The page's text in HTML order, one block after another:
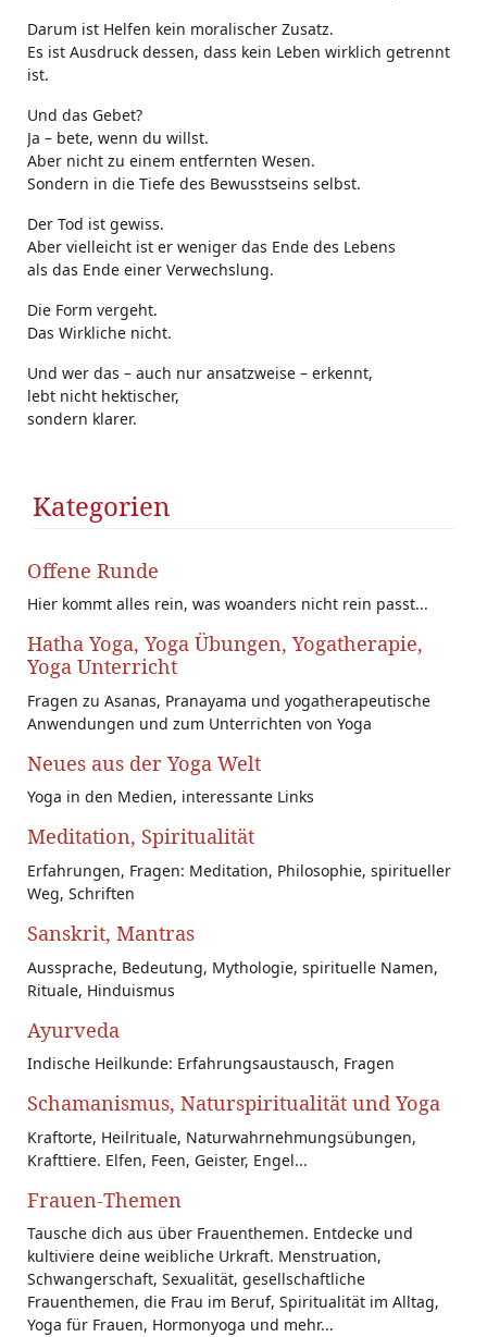
Darum ist Helfen kein moralischer Zusatz.
Es ist Ausdruck dessen, dass kein Leben wirklich getrennt
ist.
Und das Gebet?
Ja – bete, wenn du willst.
Aber nicht zu einem entfernten Wesen.
Sondern in die Tiefe des Bewusstseins selbst.
Der Tod ist gewiss.
Aber vielleicht ist er weniger das Ende des Lebens
als das Ende einer Verwechslung.
Die Form vergeht.
Das Wirkliche nicht.
Und wer das – auch nur ansatzweise – erkennt,
lebt nicht hektischer,
sondern klarer.
Kategorien
Offene Runde
Hier kommt alles rein, was woanders nicht rein passt...
Hatha Yoga, Yoga Übungen, Yogatherapie,
Yoga Unterricht
Fragen zu Asanas, Pranayama und yogatherapeutische
Anwendungen und zum Unterrichten von Yoga
Neues aus der Yoga Welt
Yoga in den Medien, interessante Links
Meditation, Spiritualität
Erfahrungen, Fragen: Meditation, Philosophie, spiritueller
Weg, Schriften
Sanskrit, Mantras
Aussprache, Bedeutung, Mythologie, spirituelle Namen,
Rituale, Hinduismus
Ayurveda
Indische Heilkunde: Erfahrungsaustausch, Fragen
Schamanismus, Naturspiritualität und Yoga
Kraftorte, Heilrituale, Naturwahrnehmungsübungen,
Krafttiere. Elfen, Feen, Geister, Engel...
Frauen-Themen
Tausche dich aus über Frauenthemen. Entdecke und
kultiviere deine weibliche Urkraft. Menstruation,
Schwangerschaft, Sexualität, gesellschaftliche
Frauenthemen, die Frau im Beruf, Spiritualität im Alltag,
Yoga für Frauen, Hormonyoga und mehr...